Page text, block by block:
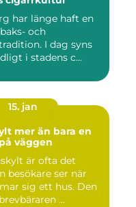
har länge haft en
och
I dag syns
i stadens c...
15. jan
en
väggen
är ofta det
besökare ser när
sig ett hus. Den
...